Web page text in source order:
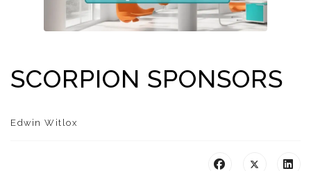
SCORPION SPONSORS
Edwin Witlox